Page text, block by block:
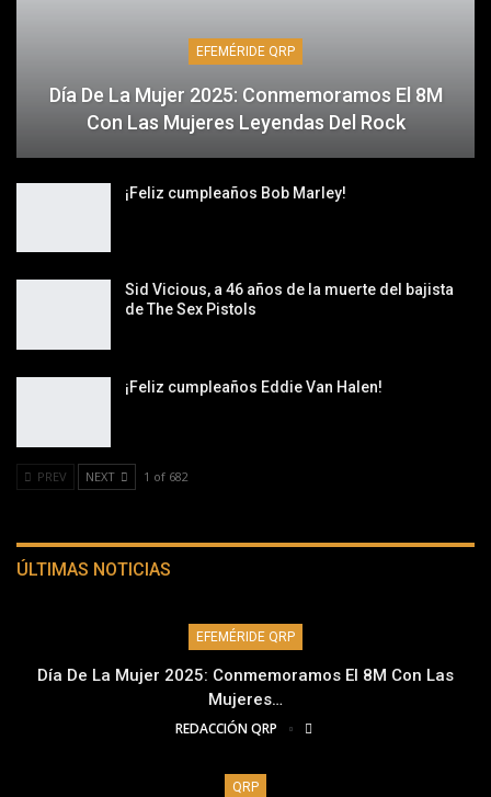
EFEMÉRIDE QRP
Día De La Mujer 2025: Conmemoramos El 8M
Con Las Mujeres Leyendas Del Rock
¡Feliz cumpleaños Bob Marley!
Sid Vicious, a 46 años de la muerte del bajista
de The Sex Pistols
¡Feliz cumpleaños Eddie Van Halen!
PREV NEXT 1 of 682
ÚLTIMAS NOTICIAS
EFEMÉRIDE QRP
Día De La Mujer 2025: Conmemoramos El 8M Con Las
Mujeres…
REDACCIÓN QRP
QRP